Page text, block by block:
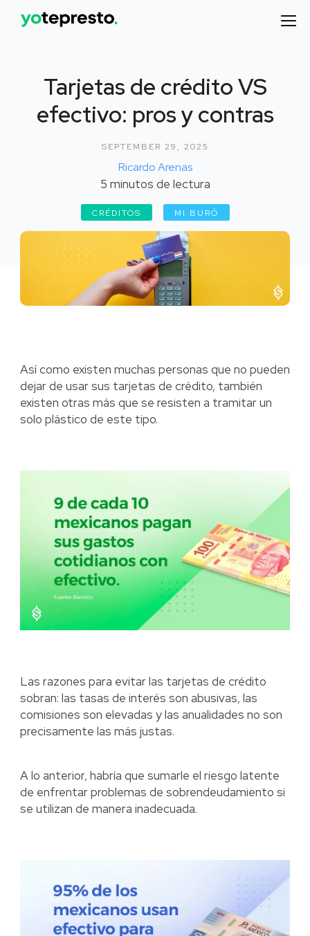
Tarjetas de crédito VS
efectivo: pros y contras
SEPTEMBER 29, 2025
Ricardo Arenas
5 minutos de lectura
CRÉDITOS MI BURÓ
Así como existen muchas personas que no pueden
dejar de usar sus tarjetas de crédito, también
existen otras más que se resisten a tramitar un
solo plástico de este tipo.
Las razones para evitar las tarjetas de crédito
sobran: las tasas de interés son abusivas, las
comisiones son elevadas y las anualidades no son
precisamente las más justas.
A lo anterior, habría que sumarle el riesgo latente
de enfrentar problemas de sobrendeudamiento si
se utilizan de manera inadecuada.